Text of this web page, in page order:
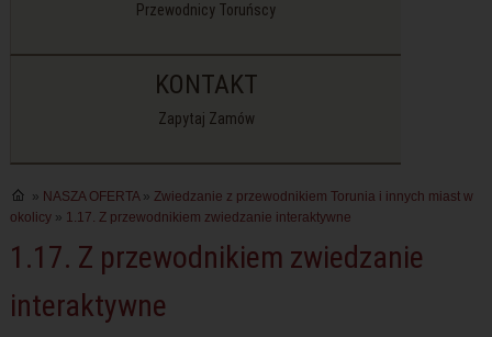
Przewodnicy Toruńscy
KONTAKT
Zapytaj Zamów
» NASZA OFERTA» Zwiedzanie z przewodnikiem Torunia i innych miast w
okolicy » 1.17. Z przewodnikiem zwiedzanie interaktywne
1.17. Z przewodnikiem zwiedzanie
interaktywne